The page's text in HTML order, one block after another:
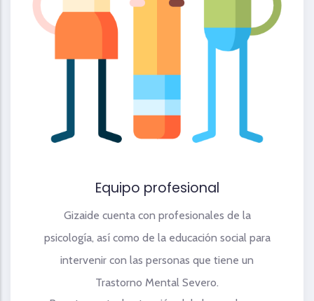
Equipo profesional
Gizaide cuenta con profesionales de la
psicología, así como de la educación social para
intervenir con las personas que tiene un
Trastorno Mental Severo.